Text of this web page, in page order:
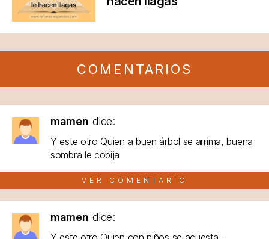
COMENTARIOS
mamen dice:
Y este otro Quien a buen árbol se arrima, buena
sombra le cobija
VER COMENTARIO
mamen dice: